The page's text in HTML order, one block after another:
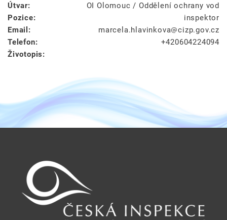
Útvar:
OI Olomouc / Oddělení ochrany vod
Pozice:
inspektor
Email:
marcela.hlavinkova
cizp.gov.cz
Telefon:
+420604224094
Životopis: